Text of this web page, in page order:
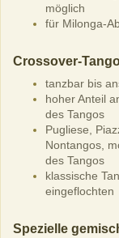
möglich
für Milonga-
Crossover-
tanzbar bis
hoher Anteil
des Tangos
Pugliese,
Nontangos,
des Tangos
klassische
eingeflochten
Spezielle